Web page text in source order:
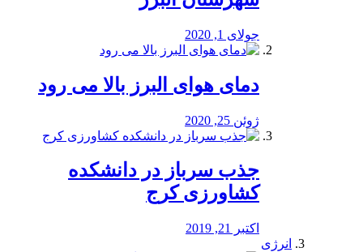
جولای 1, 2020
دمای هوای البرز بالا می رود
ژوئن 25, 2020
جذب سرباز در دانشکده
کشاورزی کرج
اکتبر 21, 2019
انرژی